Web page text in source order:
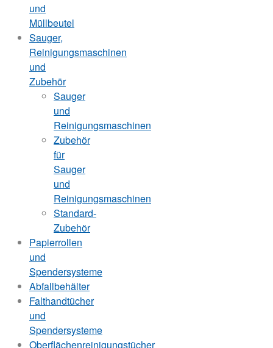
und
Müllbeutel
Sauger,
Reinigungsmaschinen
und
Zubehör
Sauger
und
Reinigungsmaschinen
Zubehör
für
Sauger
und
Reinigungsmaschinen
Standard-
Zubehör
Papierrollen
und
Spendersysteme
Abfallbehälter
Falthandtücher
und
Spendersysteme
Oberflächenreinigungstücher